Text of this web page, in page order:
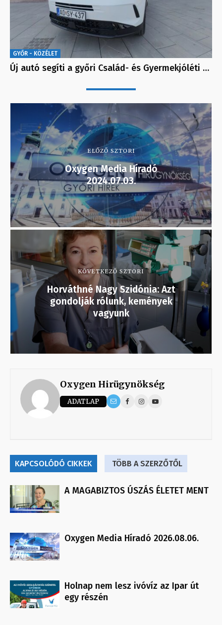
GYŐR - KÖZÉLET
Új autó segíti a győri Család- és Gyermekjóléti …
ELŐZŐ SZTORI
Oxygen Media Híradó
2024.07.03.
KÖVETKEZŐ SZTORI
Horváthné Nagy Szidónia: Azt
gondolják rólunk, kemények
vagyunk
Oxygen Hirügynökség
ADATLAP
KAPCSOLÓDÓ CIKKEK TÖBB A SZERZŐTŐL
A MAGABIZTOS ÚSZÁS ÉLETET MENT
Oxygen Media Híradó 2026.08.06.
Holnap nem lesz ivóvíz az Ipar út
egy részén